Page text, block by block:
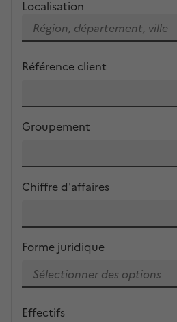
Localisation
Référence client
Groupement
Chiffre d'affaires
Forme juridique
Effectifs